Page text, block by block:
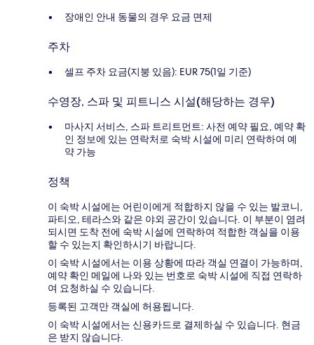
장애인 안내 동물의 경우 요금 면제
주차
셀프 주차 요금(지붕 있음): EUR 75(1일 기준)
수영장, 스파 및 피트니스 시설(해당하는 경우)
마사지 서비스, 스파 트리트먼트: 사전 예약 필요, 예약 확
인 정보에 있는 연락처로 숙박 시설에 미리 연락하여 예
약 가능
정책
이 숙박 시설에는 어린이에게 적합하지 않을 수 있는 발코니,
파티오, 테라스와 같은 야외 공간이 있습니다. 이 부분이 염려
되시면 도착 전에 숙박 시설에 연락하여 적합한 객실을 이용
할 수 있는지 확인하시기 바랍니다.
이 숙박 시설에서는 이용 상황에 따라 객실 연결이 가능하며,
예약 확인 메일에 나와 있는 번호로 숙박 시설에 직접 연락하
여 요청하실 수 있습니다.
등록된 고객만 객실에 허용됩니다.
이 숙박 시설에서는 신용카드로 결제하실 수 있습니다. 현금
은 받지 않습니다.